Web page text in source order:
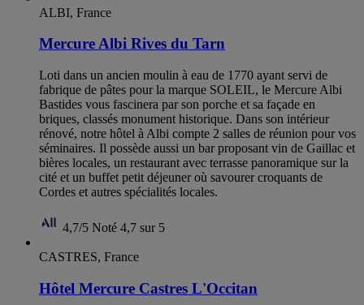
ALBI, France
Mercure Albi Rives du Tarn
Loti dans un ancien moulin à eau de 1770 ayant servi de
fabrique de pâtes pour la marque SOLEIL, le Mercure Albi
Bastides vous fascinera par son porche et sa façade en
briques, classés monument historique. Dans son intérieur
rénové, notre hôtel à Albi compte 2 salles de réunion pour vos
séminaires. Il possède aussi un bar proposant vin de Gaillac et
bières locales, un restaurant avec terrasse panoramique sur la
cité et un buffet petit déjeuner où savourer croquants de
Cordes et autres spécialités locales.
4,7/5 Noté 4,7 sur 5
CASTRES, France
Hôtel Mercure Castres L'Occitan